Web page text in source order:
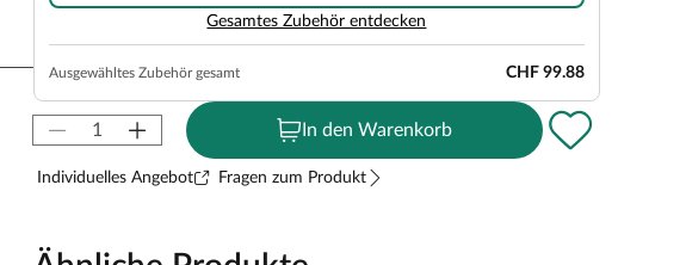
Gesamtes Zubehör entdecken
Ausgewähltes Zubehör gesamt CHF 99.88
In den Warenkorb
Individuelles Angebot Fragen zum Produkt